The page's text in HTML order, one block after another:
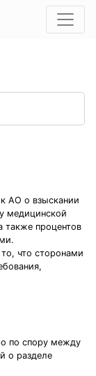
АО о взыскании
медицинской
также процентов
что сторонами
по спору между
о разделе